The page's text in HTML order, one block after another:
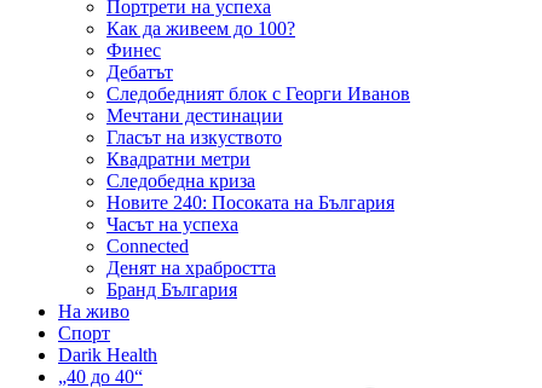
Портрети на успеха
Как да живеем до 100?
Финес
Дебатът
Следобедният блок с Георги Иванов
Мечтани дестинации
Гласът на изкуството
Квадратни метри
Следобедна криза
Новите 240: Посоката на България
Часът на успеха
Connected
Денят на храбростта
Бранд България
На живо
Спорт
Darik Health
„40 до 40“